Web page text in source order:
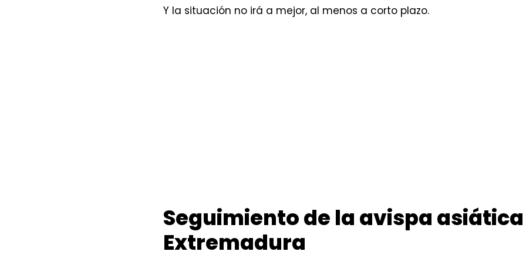
Y la situación no irá a mejor, al menos a corto plazo.
Seguimiento de la avispa
Extremadura